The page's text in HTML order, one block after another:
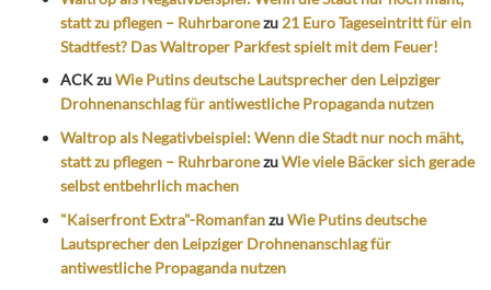
statt zu pflegen – Ruhrbaronezu 21 Euro Tageseintritt für ein
Stadtfest? Das Waltroper Parkfest spielt mit dem Feuer!
ACKzuWie Putins deutsche Lautsprecher den Leipziger
Drohnenanschlag für antiwestliche Propaganda nutzen
Waltrop als Negativbeispiel: Wenn die Stadt nur noch mäht,
statt zu pflegen – RuhrbaronezuWie viele Bäcker sich gerade
selbst entbehrlich machen
"Kaiserfront Extra"-RomanfanzuWie Putins deutsche
Lautsprecher den Leipziger Drohnenanschlag für
antiwestliche Propaganda nutzen